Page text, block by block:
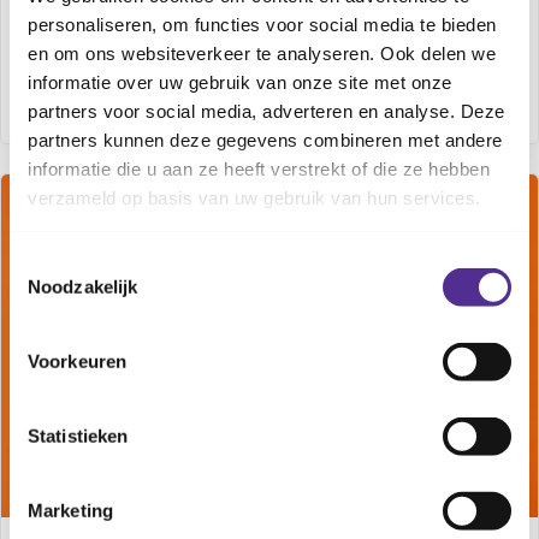
personaliseren, om functies voor social media te bieden
en om ons websiteverkeer te analyseren. Ook delen we
informatie over uw gebruik van onze site met onze
partners voor social media, adverteren en analyse. Deze
partners kunnen deze gegevens combineren met andere
informatie die u aan ze heeft verstrekt of die ze hebben
verzameld op basis van uw gebruik van hun services.
Noodzakelijk
Voorkeuren
Statistieken
Marketing
online programma iets voor jou. Je kunt dit als ouder
ook samen met je kind doorlopen.
Direct beginnen
Albrandswaard, Barendrecht, Ridderkerk
ONLINE TERUGKERENDE CURSUS